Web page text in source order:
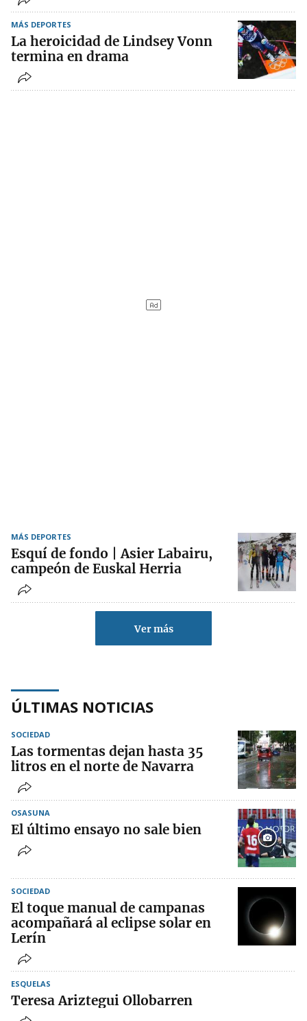
MÁS DEPORTES
La heroicidad de Lindsey Vonn
termina en drama
MÁS DEPORTES
Esquí de fondo | Asier Labairu,
campeón de Euskal Herria
Ver más
ÚLTIMAS NOTICIAS
SOCIEDAD
Las tormentas dejan hasta 35
litros en el norte de Navarra
OSASUNA
El último ensayo no sale bien
SOCIEDAD
El toque manual de campanas
acompañará al eclipse solar en
Lerín
ESQUELAS
Teresa Ariztegui Ollobarren